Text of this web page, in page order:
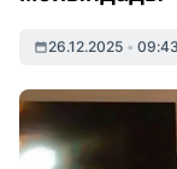
26.12.2025 • 09:43